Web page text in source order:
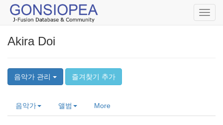
Akira Doi
음악가 관리 즐겨찾기 추가
음악가 앨범 More